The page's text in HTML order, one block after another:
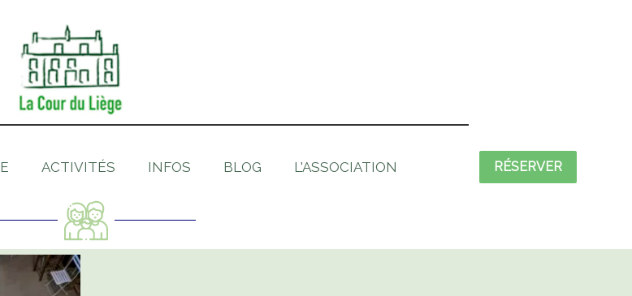
ACTIVITÉS INFOS BLOG L'ASSOCIATION RÉSERVER